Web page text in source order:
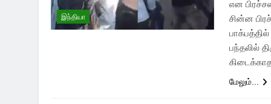
இந்தியா
என
சின்ன
பந்தலில்
மேலும்...